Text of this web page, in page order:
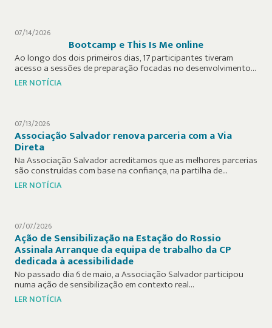
07/14/2026
Bootcamp e This Is Me online
Ao longo dos dois primeiros dias, 17 participantes tiveram
acesso a sessões de preparação focadas no desenvolvimento…
LER NOTÍCIA
07/13/2026
Associação Salvador renova parceria com a Via
Direta
Na Associação Salvador acreditamos que as melhores parcerias
são construídas com base na confiança, na partilha de…
LER NOTÍCIA
07/07/2026
Ação de Sensibilização na Estação do Rossio
Assinala Arranque da equipa de trabalho da CP
dedicada à acessibilidade
No passado dia 6 de maio, a Associação Salvador participou
numa ação de sensibilização em contexto real…
LER NOTÍCIA